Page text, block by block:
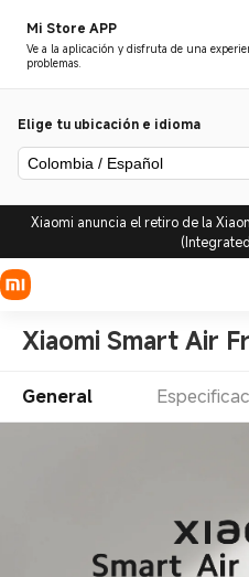
Mi Store APP
Ve a la aplicación y disfruta de una
problemas.
Elige tu ubicación e idioma
Colombia / Español
Xiaomi anuncia el retiro de la
Xiaomi Smart Air
General